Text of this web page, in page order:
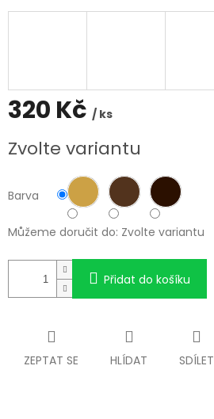
320 Kč / ks
cena:
Zvolte variantu
Barva
Můžeme doručit do: Zvolte variantu
Přidat do košíku
ZEPTAT SE HLÍDAT SDÍLET